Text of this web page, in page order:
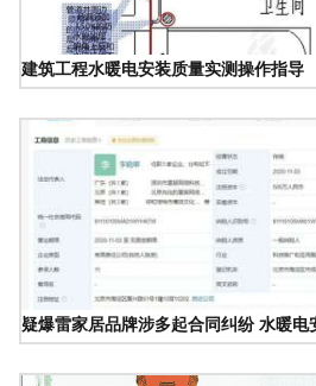
建筑工程水暖电安装质量实测操作指导
疑爆雷家居品牌涉多起合同纠纷 水暖